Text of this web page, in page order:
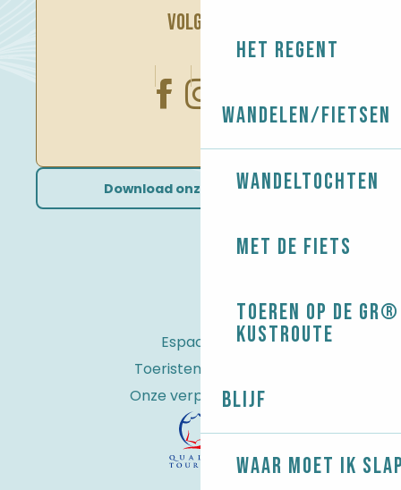
Het regent
Wandelen/Fietsen
Wandeltochten
Met de fiets
Toeren op de
kustroute
Blijf
Waar moet ik
VOLG ONS
Download onze brochures
Espace Pro
Toeristenbelasting
Onze verplichtingen